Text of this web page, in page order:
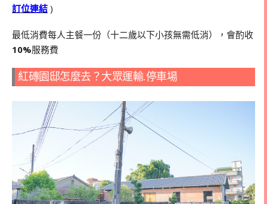
訂位連結 )
最低消費每人主餐一份（十二歲以下小孩無需低消），會酌收
10%服務費
紅磚園邸怎麼去？大眾運輸.停車場